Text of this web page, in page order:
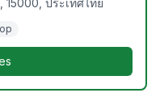
ประเทศไทย